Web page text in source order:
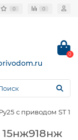
0 0
0
с приводом ST 1